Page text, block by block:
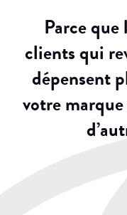
Parce que
clients qui
dépensent
votre